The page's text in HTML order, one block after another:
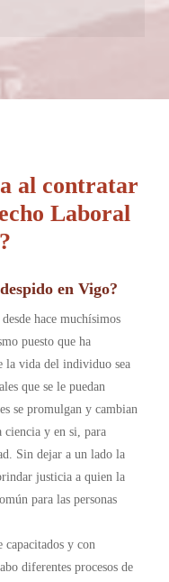
y especialidad
para obtener un
características.
al contratar
Laboral
en Vigo?
hace muchísimos
puesto que ha
la vida del individuo sea
que se le puedan
se promulgan y cambian
ciencia y en si, para
Sin dejar a un lado la
justicia a quien la
para las personas
capacitados y con
diferentes procesos de